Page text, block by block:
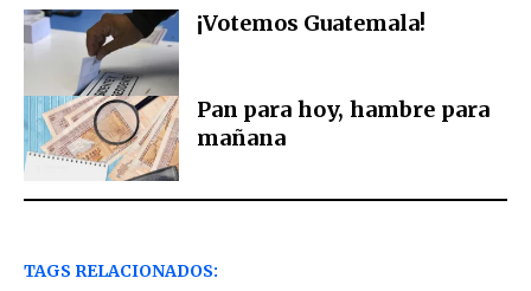
¡Votemos Guatemala!
Pan para hoy, hambre para
mañana
TAGS RELACIONADOS: